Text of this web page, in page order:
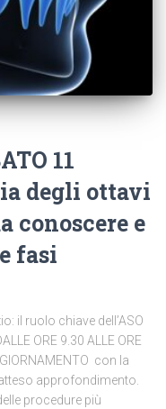
11
degli ottavi
conoscere e
fasi
il ruolo chiave dell’ASO
ORE 9.30 ALLE ORE
con la
approfondimento.
procedure più